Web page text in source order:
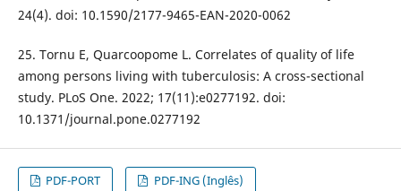
24(4). doi: 10.1590/2177-9465-EAN-2020-0062
25. Tornu E, Quarcoopome L. Correlates of quality of life
among persons living with tuberculosis: A cross-sectional
study. PLoS One. 2022; 17(11):e0277192. doi:
10.1371/journal.pone.0277192
PDF-PORT PDF-ING (Inglês)